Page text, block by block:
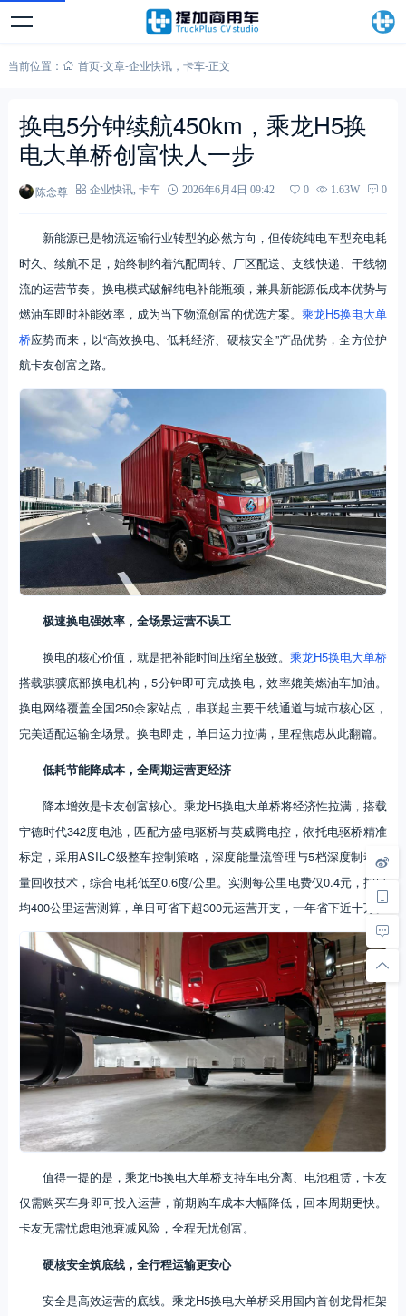
当前位置： 首页-文章-企业快讯， 卡车-正文
换电5分钟续航450km，乘龙H5换
电大单桥创富快人一步
陈念尊 企业快讯, 卡车 2026年6月4日 09:42 0 1.63W 0
新能源已是物流运输行业转型的必然方向，但传统纯电车型充电耗
时久、续航不足，始终制约着汽配周转、厂区配送、支线快递、干线物
流的运营节奏。换电模式破解纯电补能瓶颈，兼具新能源低成本优势与
燃油车即时补能效率，成为当下物流创富的优选方案。乘龙H5换电大单
桥应势而来，以“高效换电、低耗经济、硬核安全”产品优势，全方位护
航卡友创富之路。
极速换电强效率，全场景运营不误工
换电的核心价值，就是把补能时间压缩至极致。乘龙H5换电大单桥
搭载骐骥底部换电机构，5分钟即可完成换电，效率媲美燃油车加油。
换电网络覆盖全国250余家站点，串联起主要干线通道与城市核心区，
完美适配运输全场景。换电即走，单日运力拉满，里程焦虑从此翻篇。
低耗节能降成本，全周期运营更经济
降本增效是卡友创富核心。乘龙H5换电大单桥将经济性拉满，搭载
宁德时代342度电池，匹配方盛电驱桥与英威腾电控，依托电驱桥精准
标定，采用ASIL-C级整车控制策略，深度能量流管理与5档深度制动能
量回收技术，综合电耗低至0.6度/公里。实测每公里电费仅0.4元，按日
均400公里运营测算，单日可省下超300元运营开支，一年省下近十万。
值得一提的是，乘龙H5换电大单桥支持车电分离、电池租赁，卡友
仅需购买车身即可投入运营，前期购车成本大幅降低，回本周期更快。
卡友无需忧虑电池衰减风险，全程无忧创富。
硬核安全筑底线，全行程运输更安心
安全是高效运营的底线。乘龙H5换电大单桥采用国内首创龙骨框架